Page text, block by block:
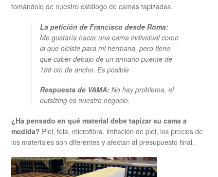
tomándolo de nuestro catálogo de camas tapizadas.
La petición de Francisco desde Roma:
Me gustaría hacer una cama individual como
la que hiciste para mi hermana, pero tiene
que caber debajo de un armario puente de
188 cm de ancho. Es posible
Respuesta de VAMA:No hay problema, el
outsizing es nuestro negocio.
¿Ha pensado en qué material debe tapizar su cama a
medida? Piel, tela, microfibra, imitación de piel, los precios de
los materiales son diferentes y afectan al presupuesto final.